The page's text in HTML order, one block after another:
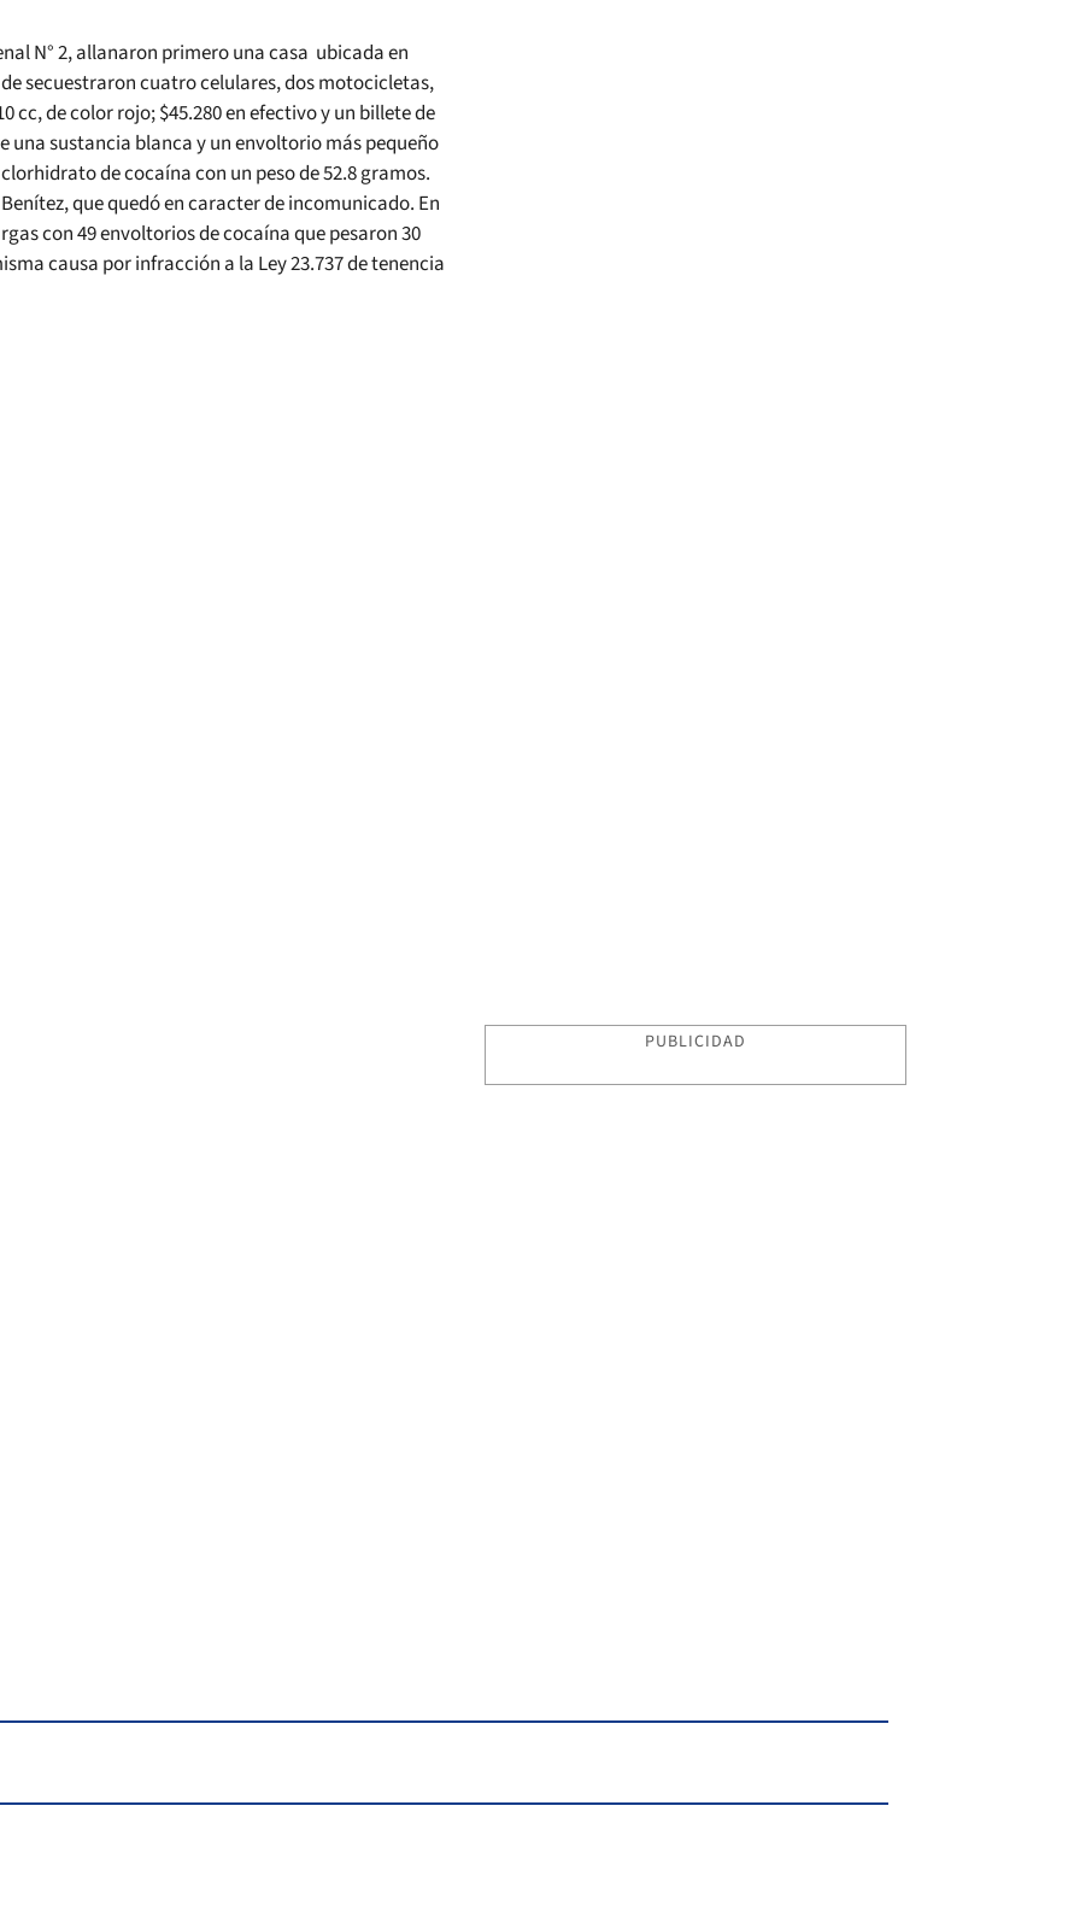
N° 2, allanaron primero una casa ubicada en
secuestraron cuatro celulares, dos motocicletas,
cc, de color rojo; $45.280 en efectivo y un billete de
una sustancia blanca y un envoltorio más pequeño
de cocaína con un peso de 52.8 gramos.
que quedó en caracter de incomunicado. En
con 49 envoltorios de cocaína que pesaron 30
causa por infracción a la Ley 23.737 de tenencia
PUBLICIDAD